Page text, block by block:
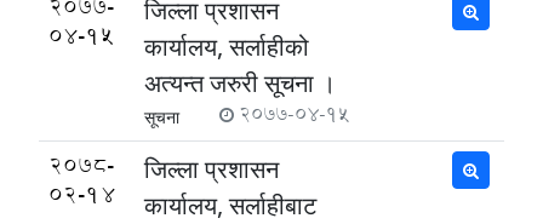
2077-
04-15
जिल्ला प्रशासन
कार्यालय, सर्लाहीको
अत्यन्त जरुरी सूचना ।
सूचना 2077-04-15
2078-
02-14
जिल्ला प्रशासन
कार्यालय, सर्लाहीबाट